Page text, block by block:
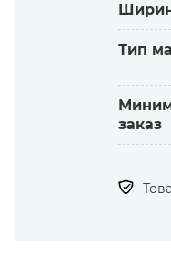
Тип
заказ